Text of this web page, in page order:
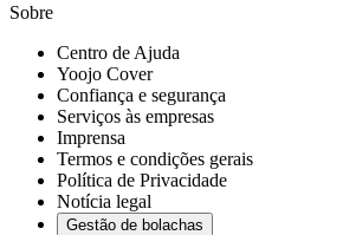
Sobre
Centro de Ajuda
Yoojo Cover
Confiança e segurança
Serviços às empresas
Imprensa
Termos e condições gerais
Política de Privacidade
Notícia legal
Gestão de bolachas